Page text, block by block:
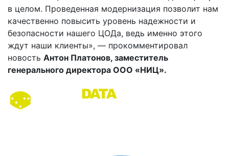
в целом. Проведенная модернизация позволит нам
качественно повысить уровень надежности и
безопасности нашего ЦОДа, ведь именно этого
ждут наши клиенты», ― прокомментировал
новость Антон Платонов, заместитель
генерального директора ООО «НИЦ».